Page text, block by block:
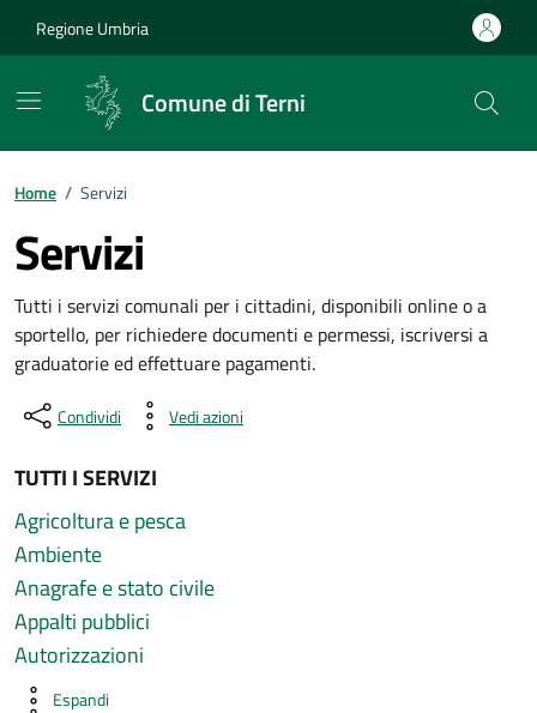
Regione Umbria
Comune di Terni
Home / Servizi
Servizi
Tutti i servizi comunali per i cittadini, disponibili online o a
sportello, per richiedere documenti e permessi, iscriversi a
graduatorie ed effettuare pagamenti.
Condividi Vedi azioni
TUTTI I SERVIZI
Agricoltura e pesca
Ambiente
Anagrafe e stato civile
Appalti pubblici
Autorizzazioni
Espandi